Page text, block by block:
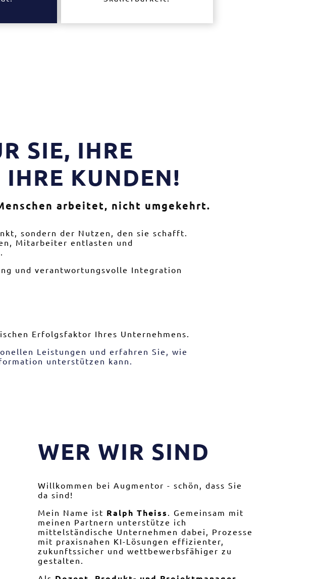
SIE, IHRE
KUNDEN!
arbeitet, nicht umgekehrt.
sondern der Nutzen, den sie schafft.
Mitarbeiter entlasten und
und verantwortungsvolle Integration
Erfolgsfaktor Ihres Unternehmens.
Leistungen und erfahren Sie, wie
unterstützen kann.
WER WIR SIND
Willkommen bei Augmentor - schön, dass Sie
da sind!
Mein Name ist Ralph Theiss
. Gemeinsam mit
meinen Partnern unterstütze ich
mittelständische Unternehmen dabei, Prozesse
mit praxisnahen KI-Lösungen effizienter,
zukunftssicher und wettbewerbsfähiger zu
gestalten.